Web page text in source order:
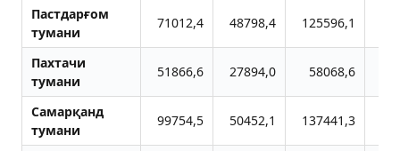
Пастдарғом
тумани
71012,4 48798,4 125596,1
Пахтачи
тумани
51866,6 27894,0 58068,6
Самарқанд
тумани
99754,5 50452,1 137441,3